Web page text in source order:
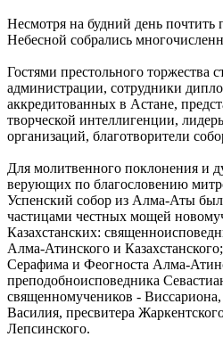
Несмотря на будний день
Небесной собрались
Гостями престольного торжества
администрации, сотрудники
аккредитованных в Астане,
творческой интеллигенции,
организаций, благотворители
Для молитвенного поклонения и
верующих по благословению
Успенский собор из Алма-Аты был
частицами честных мощей
Казахстанских:
Алма-Атинского и
Серафима и Феогноста Алма-
преподобноисповедника
священномучеников -
Василия, пресвитера
Лепсинского.